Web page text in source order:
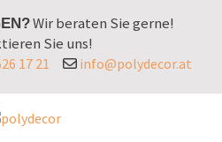
Wir beraten Sie gerne!
Sie uns!
17 21 info@polydecor.at